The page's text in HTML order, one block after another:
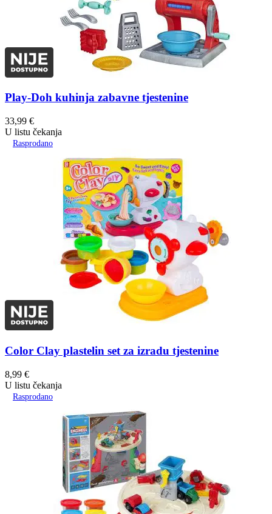
Play-Doh kuhinja zabavne tjestenine
33,99 €
U listu čekanja
Rasprodano
Color Clay plastelin set za izradu tjestenine
8,99 €
U listu čekanja
Rasprodano